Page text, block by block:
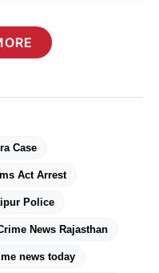
Case
Act Arrest
Police
News Rajasthan
news today